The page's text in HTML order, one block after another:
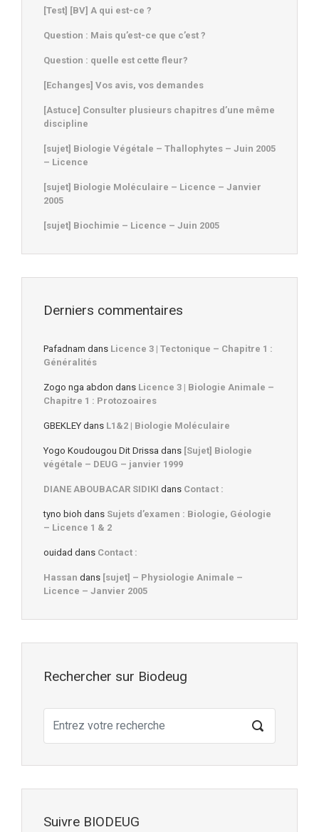
[Test] [BV] A qui est-ce ?
Question : Mais qu’est-ce que c’est ?
Question : quelle est cette fleur?
[Echanges] Vos avis, vos demandes
[Astuce] Consulter plusieurs chapitres d’une même
discipline
[sujet] Biologie Végétale – Thallophytes – Juin 2005
– Licence
[sujet] Biologie Moléculaire – Licence – Janvier
2005
[sujet] Biochimie – Licence – Juin 2005
Derniers commentaires
Pafadnam dans Licence 3 | Tectonique – Chapitre 1 :
Généralités
Zogo nga abdon dans Licence 3 | Biologie Animale –
Chapitre 1 : Protozoaires
GBEKLEY dans L1&2 | Biologie Moléculaire
Yogo Koudougou Dit Drissa dans [Sujet] Biologie
végétale – DEUG – janvier 1999
DIANE ABOUBACAR SIDIKI dans Contact :
tyno bioh dans Sujets d’examen : Biologie, Géologie
– Licence 1 & 2
ouidad dans Contact :
Hassan dans [sujet] – Physiologie Animale –
Licence – Janvier 2005
Rechercher sur Biodeug
Suivre BIODEUG